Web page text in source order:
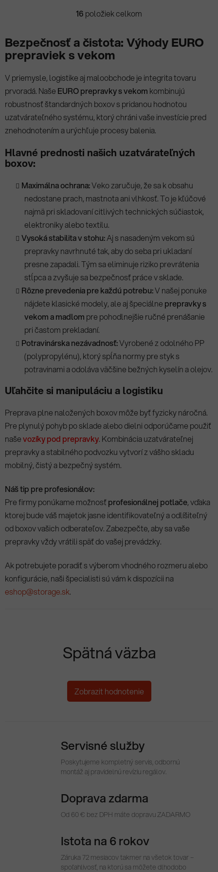
O
l
á
d
a
c
i
e
p
r
v
k
y
p
i
s
u
16 položiek celkom
Bezpečnosť a čistota: Výhody EURO
prepraviek s vekom
V priemysle, logistike aj maloobchode je integrita tovaru
prvoradá. Naše EURO prepravky s vekom kombinujú
robustnosť štandardných boxov s pridanou hodnotou
uzatvárateľného systému, ktorý chráni vaše investície pred
znehodnotením a urýchľuje procesy balenia.
Hlavné prednosti našich uzatvárateľných
boxov:
Maximálna ochrana:Veko zaručuje, že sa k obsahu
nedostane prach, mastnota ani vlhkosť. To je kľúčové
najmä pri skladovaní citlivých technických súčiastok,
elektroniky alebo textilu.
Vysoká stabilita v stohu:Aj s nasadeným vekom sú
prepravky navrhnuté tak, aby do seba pri ukladaní
presne zapadali. Tým sa eliminuje riziko prevrátenia
stĺpca a zvyšuje sa bezpečnosť práce v sklade.
Rôzne prevedenia pre každú potrebu:V našej ponuke
nájdete klasické modely, ale aj špeciálne prepravky s
vekom a madlom pre pohodlnejšie ručné prenášanie
pri častom prekladaní.
Potravinárska nezávadnosť:Vyrobené z odolného PP
(polypropylénu), ktorý spĺňa normy pre styk s
potravinami a odoláva väčšine bežných kyselín a olejov.
Uľahčite si manipuláciu a logistiku
Preprava plne naložených boxov môže byť fyzicky náročná.
Pre plynulý pohyb po sklade alebo dielni odporúčame použiť
naševozíky pod prepravky. Kombinácia uzatvárateľnej
prepravky a stabilného podvozku vytvorí z vášho skladu
mobilný, čistý a bezpečný systém.
Náš tip pre profesionálov:
Pre firmy ponúkame možnosť profesionálnej potlače, vďaka
ktorej bude váš majetok jasne identifikovateľný a odlíšiteľný
od boxov vašich odberateľov. Zabezpečte, aby sa vaše
prepravky vždy vrátili späť do vašej prevádzky.
Ak potrebujete poradiť s výberom vhodného rozmeru alebo
konfigurácie, naši špecialisti sú vám k dispozícii na
eshop@storage.sk.
Spätná väzba
Zobrazit hodnotenie
Servisné služby
Poskytujeme kompletný servis, odbornú
montáž aj pravidelnú revíziu regálov.
Doprava zdarma
Od 60 € bez DPH máte dopravu ZADARMO
Istota na 6 rokov
Záruka 72 mesiacov takmer na všetok tovar –
spoľahlivosť, na ktorú sa môžete dlhodobo